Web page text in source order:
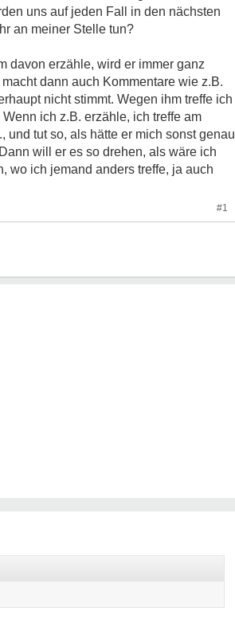
uns auf jeden Fall in den nächsten
an meiner Stelle tun?
davon erzähle, wird er immer ganz
dann auch Kommentare wie z.B.
nicht stimmt. Wegen ihm treffe ich
ich z.B. erzähle, ich treffe am
und tut so, als hätte er mich sonst genau
will er es so drehen, als wäre ich
wo ich jemand anders treffe, ja auch
#1